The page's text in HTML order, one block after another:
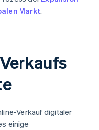
Markt.
Verkauf digitaler
einige